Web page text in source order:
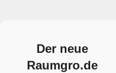
Der neue
Raumgro.de​